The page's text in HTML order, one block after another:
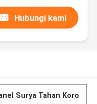
Hubungi kami
Surya Tahan Koro